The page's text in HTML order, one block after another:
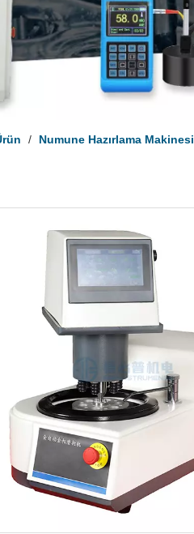
/ Numune Hazırlama Makinesi